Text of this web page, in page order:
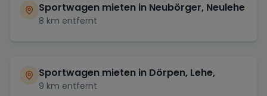
Sportwagen mieten in Neubörger, Neulehe
8 km entfernt
Sportwagen mieten in Dörpen, Lehe,
9 km entfernt